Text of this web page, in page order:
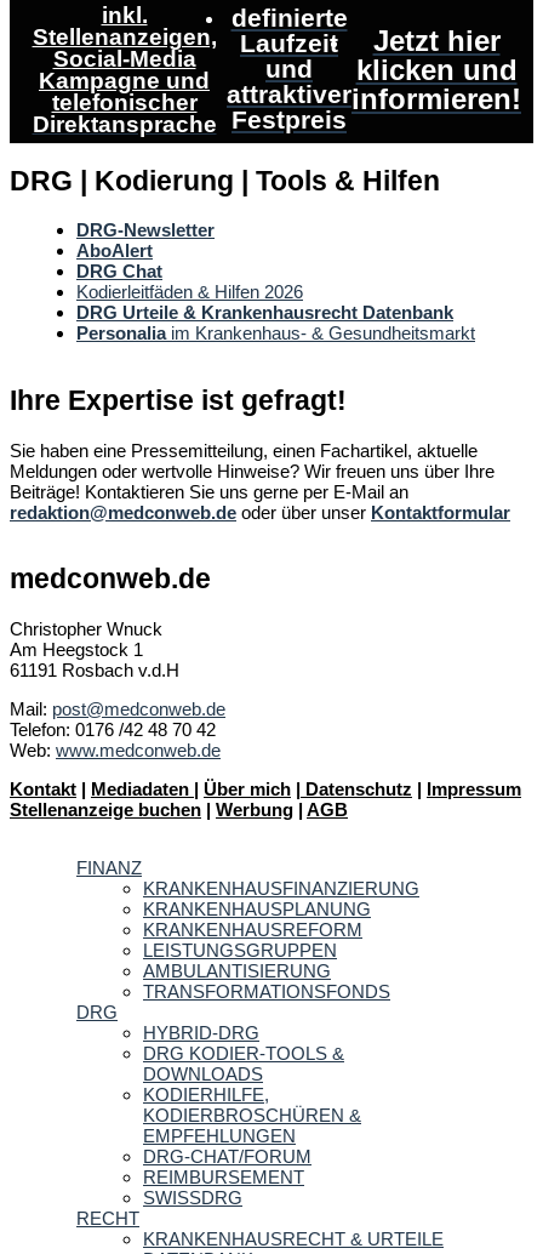
inkl.
Stellenanzeigen,
Social-Media
Kampagne und
telefonischer
Direktansprache
definierte
Laufzeit
und
attraktiver
Festpreis
Jetzt hier
klicken und
informieren!
DRG | Kodierung | Tools & Hilfen
DRG-Newsletter
AboAlert
DRG Chat
Kodierleitfäden & Hilfen 2026
DRG Urteile & Krankenhausrecht Datenbank
Personaliaim Krankenhaus- & Gesundheitsmarkt
Ihre Expertise ist gefragt!
Sie haben eine Pressemitteilung, einen Fachartikel, aktuelle
Meldungen oder wertvolle Hinweise? Wir freuen uns über Ihre
Beiträge! Kontaktieren Sie uns gerne per E-Mail an
redaktion@medconweb.de oder über unser Kontaktformular
medconweb.de
Christopher Wnuck
Am Heegstock 1
61191 Rosbach v.d.H
Mail: post@medconweb.de
Telefon: 0176 /42 48 70 42
Web: www.medconweb.de
Kontakt | Mediadaten | Über mich | Datenschutz | Impressum
Stellenanzeige buchen | Werbung | AGB
FINANZ
KRANKENHAUSFINANZIERUNG
KRANKENHAUSPLANUNG
KRANKENHAUSREFORM
LEISTUNGSGRUPPEN
AMBULANTISIERUNG
TRANSFORMATIONSFONDS
DRG
HYBRID-DRG
DRG KODIER-TOOLS &
DOWNLOADS
KODIERHILFE,
KODIERBROSCHÜREN &
EMPFEHLUNGEN
DRG-CHAT/FORUM
REIMBURSEMENT
SWISSDRG
RECHT
KRANKENHAUSRECHT & URTEILE